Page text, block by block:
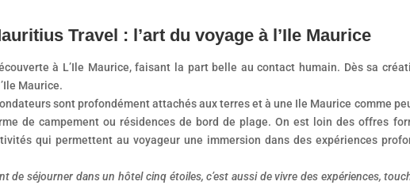
Travel : l’art du voyage à l’Ile Maurice
à L’Ile Maurice, faisant la part belle au contact humain. Dès sa
Maurice.
sont profondément attachés aux terres et à une Ile Maurice comme
de campement ou résidences de bord de plage. On est loin des offres
qui permettent au voyageur une immersion dans des expériences
de séjourner dans un hôtel cinq étoiles, c’est aussi de vivre des expériences,